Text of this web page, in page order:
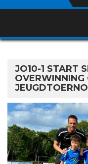
JO10-1 START